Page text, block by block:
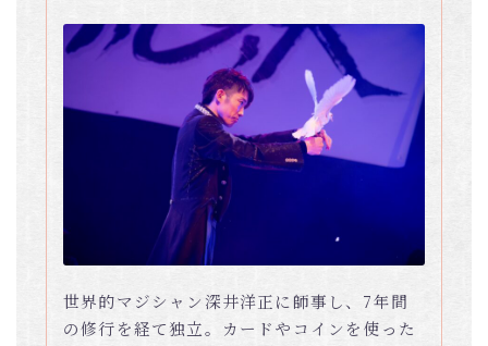
世界的マジシャン深井洋正に師事し、7年間
の修行を経て独立。カードやコインを使った